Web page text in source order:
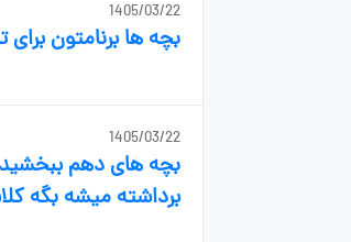
1405/03/22
بچه ها برنامتون
1405/03/22
بچه های دهم ببخشید
برداشته میشه بگه